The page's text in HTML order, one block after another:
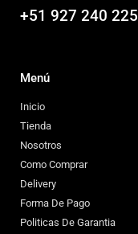
+51 927 240 225
Menú
Inicio
Tienda
Nosotros
Como Comprar
Delivery
Forma De Pago
Politicas De Garantia